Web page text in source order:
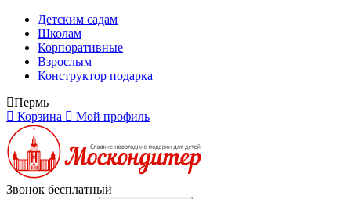
Детским садам
Школам
Корпоративные
Взрослым
Конструктор подарка
Пермь
Корзина
Мой профиль
Звонок бесплатный